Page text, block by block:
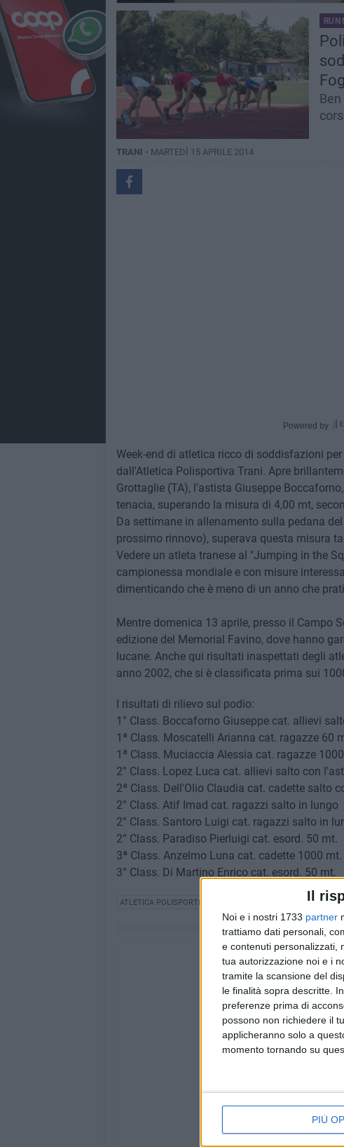
Il
Noi e i nostri 1733 partner
trattiamo dati personali,
e contenuti personalizzati,
tua autorizzazione noi e i
tramite la scansione del
le finalità sopra descritte.
preferenze prima di
possono non richiedere il
applicheranno solo a
momento tornando su
PIÙ
TRANI - MARTEDÌ 15 APRILE 2014
Powered by
Week-end di atletica ricco di soddisfazioni
dall'Atletica Polisportiva Trani. Apre
Grottaglie (TA), l'astista Giuseppe
tenacia, superando la misura di 4,00 mt,
Da settimane in allenamento sulla pedana
prossimo rinnovo), superava questa misura
Vedere un atleta tranese al "Jumping in the
campionessa mondiale e con misure
dimenticando che è meno di un anno che
Mentre domenica 13 aprile, presso il Campo
edizione del Memorial Favino, dove hanno
lucane. Anche qui risultati inaspettati degli
anno 2002, che si è classificata prima sui
I risultati di rilievo sul podio:​
1° Class. Boccaforno Giuseppe cat. allievi
1ª Class. Moscatelli Arianna cat. ragazze 60
1ª Class. Muciaccia Alessia cat. ragazze
2° Class. Lopez Luca cat. allievi salto con
2ª Class. Dell'Olio Claudia cat. cadette salto
2° Class. Atif Imad cat. ragazzi salto in lungo
2° Class. Santoro Luigi cat. ragazzi salto in
2° Class. Paradiso Pierluigi cat. esord. 50 mt.
3ª Class. Anzelmo Luna cat. cadette 1000 mt.
3° Class. Di Martino Enrico cat. esord. 50 mt.
ATLETICA POLISPORTIVA TRANI